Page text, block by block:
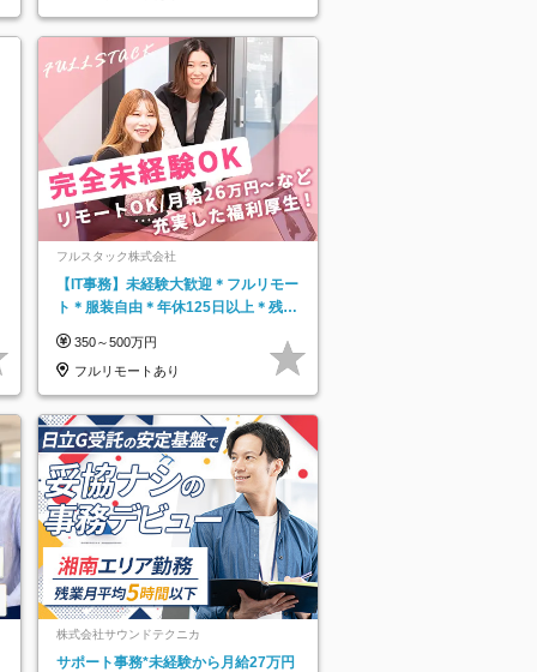
フルスタック株式会社
【IT事務】未経験大歓迎＊フルリモー
ト＊服装自由＊年休125日以上＊残業
350～500万円
フルリモートあり
株式会社サウンドテクニカ
サポート事務*未経験から月給27万円